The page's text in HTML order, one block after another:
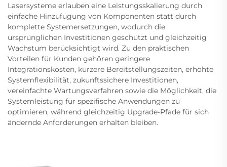
Lasersysteme erlauben eine Leistungsskalierung durch
einfache Hinzufügung von Komponenten statt durch
komplette Systemersetzungen, wodurch die
ursprünglichen Investitionen geschützt und gleichzeitig
Wachstum berücksichtigt wird. Zu den praktischen
Vorteilen für Kunden gehören geringere
Integrationskosten, kürzere Bereitstellungszeiten, erhöhte
Systemflexibilität, zukunftssichere Investitionen,
vereinfachte Wartungsverfahren sowie die Möglichkeit, die
Systemleistung für spezifische Anwendungen zu
optimieren, während gleichzeitig Upgrade-Pfade für sich
ändernde Anforderungen erhalten bleiben.